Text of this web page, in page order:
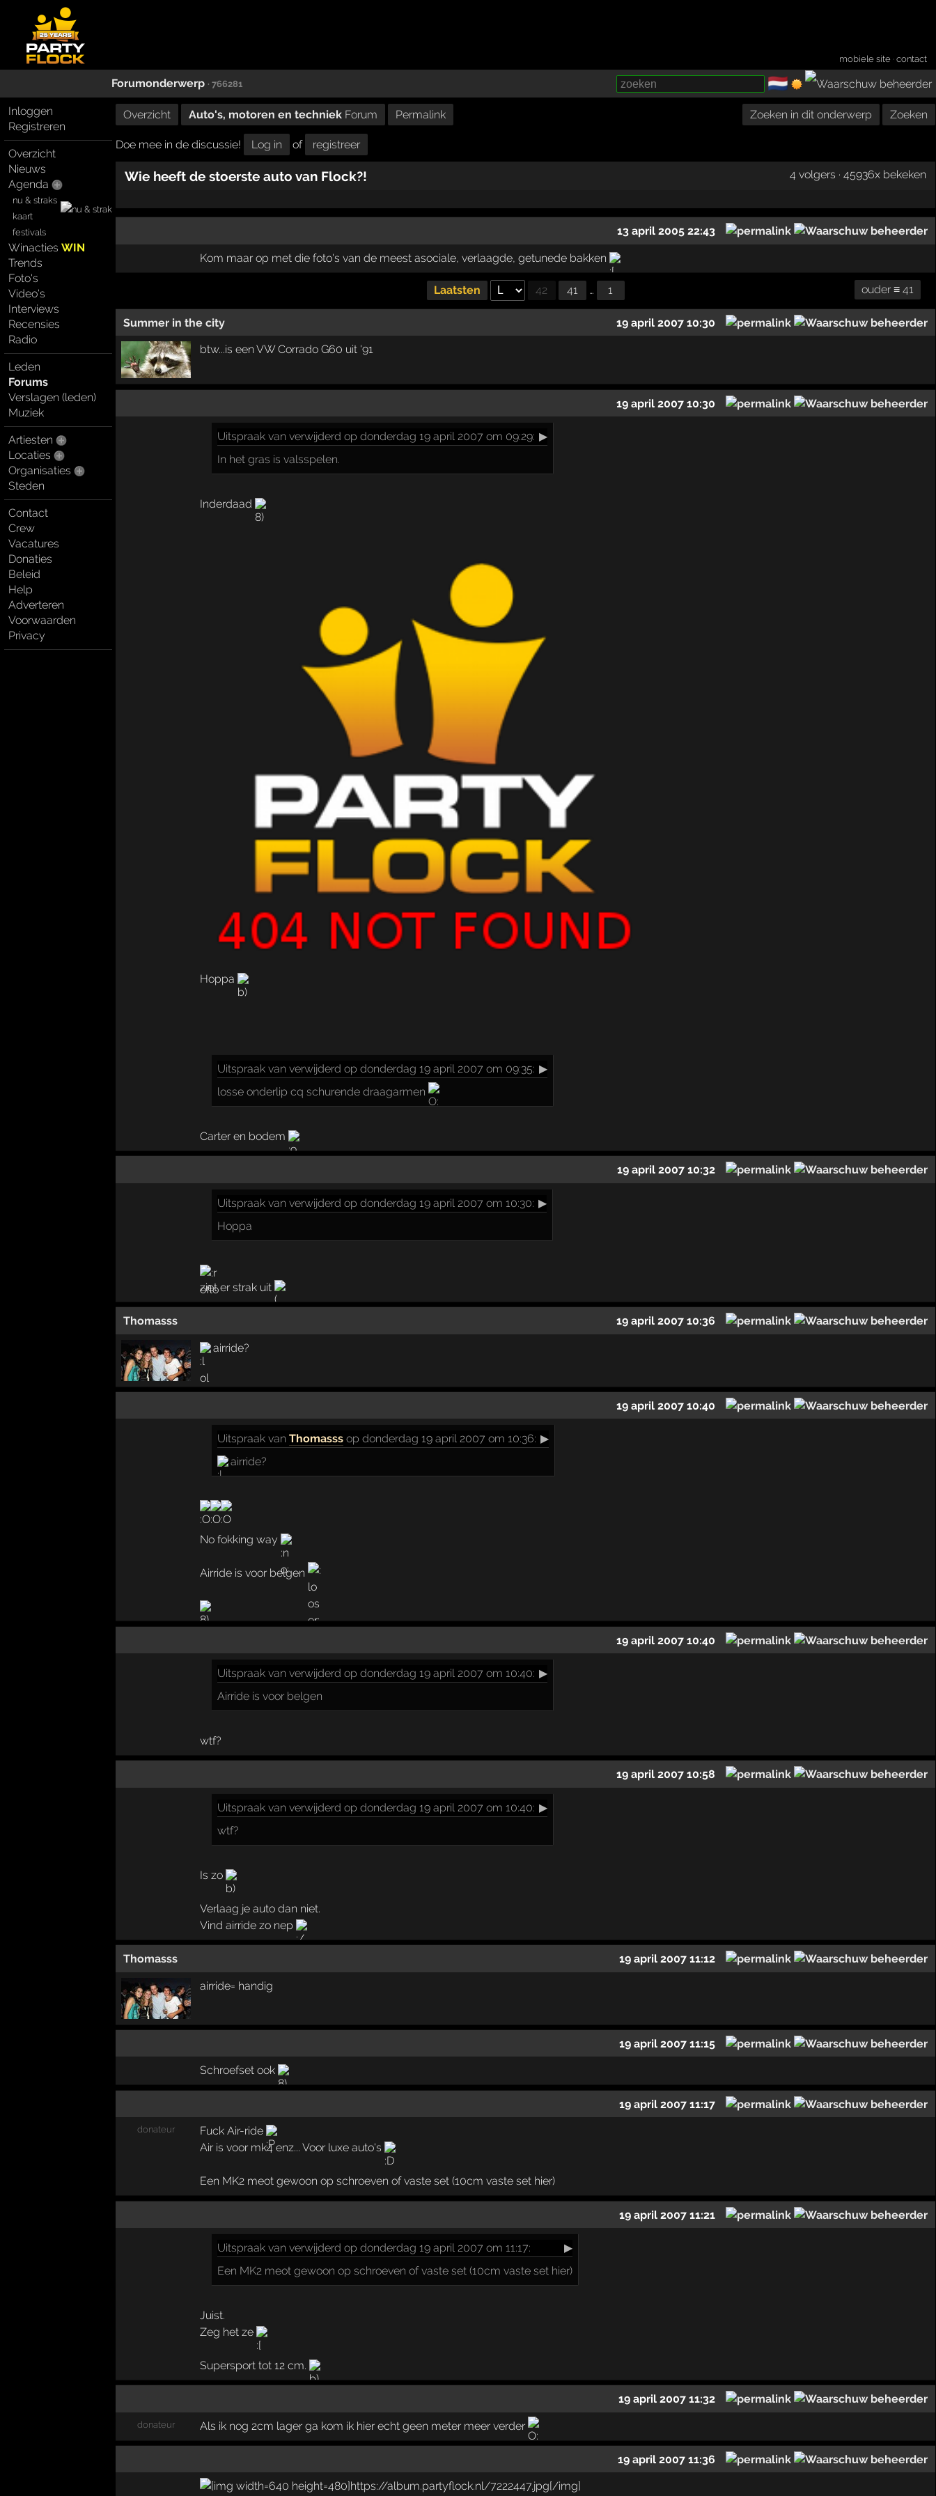
mobiele site ·contact
Forumonderwerp · 766281 🇳🇱
Inloggen
Registreren
Overzicht
Nieuws
Agenda
nu & straks
kaart
festivals
WinactiesWIN
Trends
Foto's
Video's
Interviews
Recensies
Radio
Leden
Forums
Verslagen (leden)
Muziek
Artiesten
Locaties
Organisaties
Steden
Contact
Crew
Vacatures
Donaties
Beleid
Help
Adverteren
Voorwaarden
Privacy
Overzicht Auto's, motoren en techniek Forum Permalink Zoeken in dit onderwerp Zoeken
Doe mee in de discussie! Log in of registreer
Wie heeft de stoerste auto van Flock?! 4 volgers · 45936x bekeken
13 april 2005 22:43
Kom maar op met die foto's van de meest asociale, verlaagde, getunede bakken
Laatsten 42 41 … 1 ouder ≡ 41
Summer in the city 19 april 2007 10:30
btw...is een VW Corrado G60 uit '91
19 april 2007 10:30
Uitspraakvan verwijderd op donderdag 19 april 2007 om 09:29: ▶
In het gras is valsspelen.
Inderdaad
Hoppa
Uitspraakvan verwijderd op donderdag 19 april 2007 om 09:35: ▶
losse onderlip cq schurende draagarmen
Carter en bodem
19 april 2007 10:32
Uitspraakvan verwijderd op donderdag 19 april 2007 om 10:30: ▶
Hoppa
ziet er strak uit
Thomasss 19 april 2007 10:36
airride?
19 april 2007 10:40
Uitspraakvan Thomasssop donderdag 19 april 2007 om 10:36: ▶
airride?
No fokking way
Airride is voor belgen
19 april 2007 10:40
Uitspraakvan verwijderd op donderdag 19 april 2007 om 10:40: ▶
Airride is voor belgen
wtf?
19 april 2007 10:58
Uitspraakvan verwijderd op donderdag 19 april 2007 om 10:40: ▶
wtf?
Is zo
Verlaag je auto dan niet.
Vind airride zo nep
Thomasss 19 april 2007 11:12
airride= handig
19 april 2007 11:15
Schroefset ook
19 april 2007 11:17
donateur
Fuck Air-ride
Air is voor mk4 enz... Voor luxe auto's
Een MK2 meot gewoon op schroeven of vaste set (10cm vaste set hier)
19 april 2007 11:21
Uitspraakvan verwijderd op donderdag 19 april 2007 om 11:17:
▶
Een MK2 meot gewoon op schroeven of vaste set (10cm vaste set hier)
Juist.
Zeg het ze
Supersport tot 12 cm.
19 april 2007 11:32
donateur Als ik nog 2cm lager ga kom ik hier echt geen meter meer verder
19 april 2007 11:36